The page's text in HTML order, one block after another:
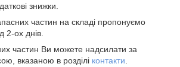
знижки.
частин на складі пропонуємо
2-ох днів.
частин Ви можете надсилати за
вказаною в розділі контакти